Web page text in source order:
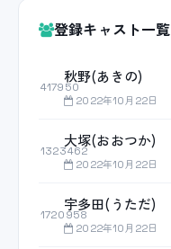
登録キャスト一覧
417950
秋野(あきの)
2022年10月22日
1323462
大塚(おおつか)
2022年10月22日
1720958
宇多田(うただ)
2022年10月22日